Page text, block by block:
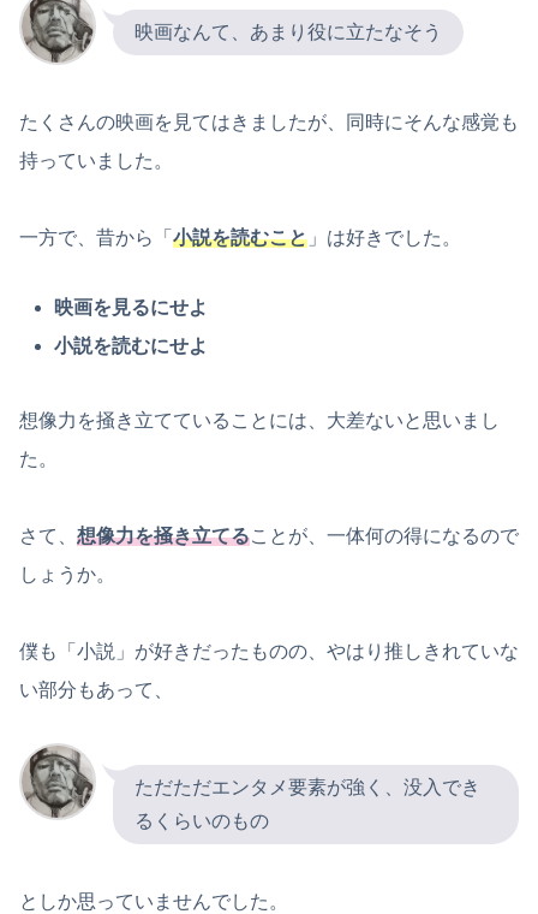
映画なんて、あまり役に立たなそう
たくさんの映画を見てはきましたが、同時にそんな感覚も
持っていました。
一方で、昔から「 小説を読むこと 」は好きでした。
映画を見るにせよ
小説を読むにせよ
想像力を掻き立てていることには、大差ないと思いまし
た。
さて、 想像力を掻き立てることが、一体何の得になるので
しょうか。
僕も「小説」が好きだったものの、やはり推しきれていな
い部分もあって、
ただただエンタメ要素が強く、没入でき
るくらいのもの
としか思っていませんでした。